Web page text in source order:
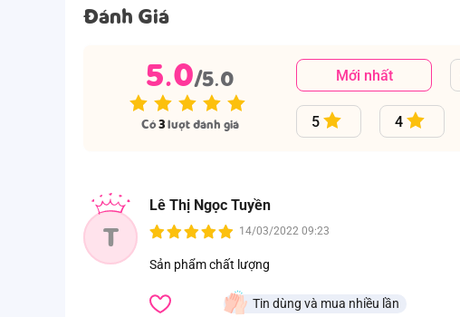
Đánh Giá
5.0/5.0
Có3lượt đánh giá
Mới nhất
5 4
T
Lê Thị Ngọc Tuyền
14/03/2022 09:23
Sản phẩm chất lượng
Tin dùng và mua nhiều lần